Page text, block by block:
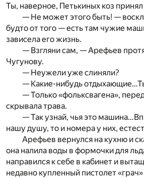
Ты, наверное, Петькиных коз
— Не может этого быть! —
будто от того — есть там чужие
зависела его жизнь.
— Взгляни сам, — Арефьев
Чугунову.
— Неужели уже слиняли?
— Какие-нибудь
— Только «фольксвагена»,
скрывала трава.
— Так узнай, чья это
нашу душу, то и номера у них,
Арефьев вернулся на кухню и
она налила воды в формочки для
направился к себе в кабинет и
недавно купленный пистолет